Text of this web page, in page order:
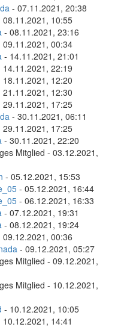
- 07.11.2021, 20:38
08.11.2021, 10:55
- 08.11.2021, 23:16
09.11.2021, 00:34
- 14.11.2021, 21:01
14.11.2021, 22:19
18.11.2021, 12:20
21.11.2021, 12:30
29.11.2021, 17:25
- 30.11.2021, 06:11
29.11.2021, 17:25
- 30.11.2021, 22:20
Mitglied - 03.12.2021,
- 05.12.2021, 15:53
- 05.12.2021, 16:44
- 06.12.2021, 16:33
- 07.12.2021, 19:31
- 08.12.2021, 19:24
09.12.2021, 00:36
- 09.12.2021, 05:27
Mitglied - 09.12.2021,
Mitglied - 10.12.2021,
- 10.12.2021, 10:05
10.12.2021, 14:41